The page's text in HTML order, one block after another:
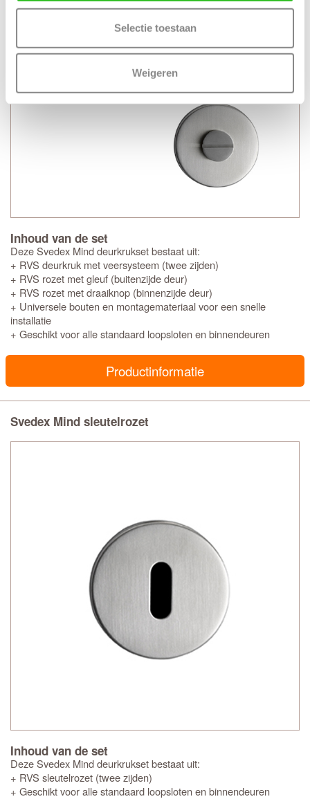
Selectie toestaan
Weigeren
Inhoud van de set
Deze Svedex Mind deurkrukset bestaat uit:
+ RVS deurkruk met veersysteem (twee zijden)
+ RVS rozet met gleuf (buitenzijde deur)
+ RVS rozet met draaiknop (binnenzijde deur)
+ Universele bouten en montagemateriaal voor een snelle
installatie
+ Geschikt voor alle standaard loopsloten en binnendeuren
Productinformatie
Svedex Mind sleutelrozet
Inhoud van de set
Deze Svedex Mind deurkrukset bestaat uit:
+ RVS sleutelrozet (twee zijden)
+ Geschikt voor alle standaard loopsloten en binnendeuren